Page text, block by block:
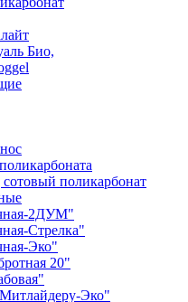
Био,
поликарбонат
2ДУМ"
Стрелка"
Эко"
20"
Эко"